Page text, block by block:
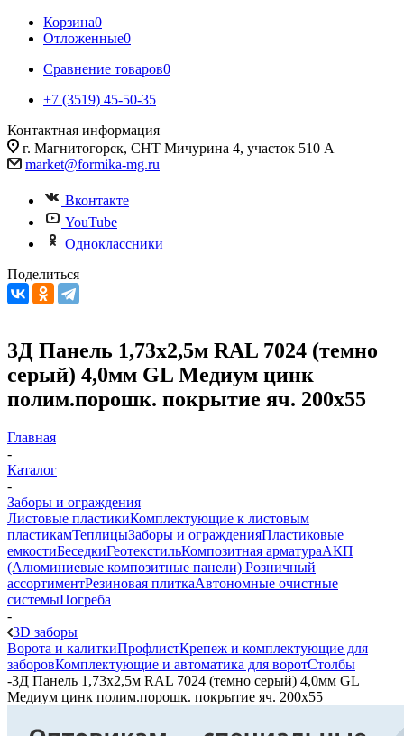
Корзина0
Отложенные0
Сравнение товаров0
+7 (3519) 45-50-35
Контактная информация
г. Магнитогорск, СНТ Мичурина 4, участок 510 А
market@formika-mg.ru
Вконтакте
YouTube
Одноклассники
Поделиться
3Д Панель 1,73х2,5м RAL 7024 (темно
серый) 4,0мм GL Медиум цинк
полим.порошк. покрытие яч. 200х55
Главная
-
Каталог
-
Заборы и ограждения
Листовые пластикиКомплектующие к листовым
пластикамТеплицыЗаборы и огражденияПластиковые
емкостиБеседкиГеотекстильКомпозитная арматураАКП
(Алюминиевые композитные панели) Розничный
ассортиментРезиновая плиткаАвтономные очистные
системыПогреба
-
3D заборы
Ворота и калиткиПрофлистКрепеж и комплектующие для
заборовКомплектующие и автоматика для воротСтолбы
-3Д Панель 1,73х2,5м RAL 7024 (темно серый) 4,0мм GL
Медиум цинк полим.порошк. покрытие яч. 200х55